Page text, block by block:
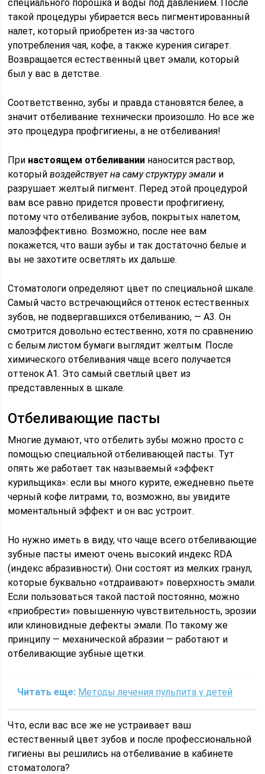
специального порошка и воды под давлением. После
такой процедуры убирается весь пигментированный
налет, который приобретен из-за частого
употребления чая, кофе, а также курения сигарет.
Возвращается естественный цвет эмали, который
был у вас в детстве.
Соответственно, зубы и правда становятся белее, а
значит отбеливание технически произошло. Но все же
это процедура профгигиены, а не отбеливания!
При настоящем отбеливании наносится раствор,
которыйвоздействует на саму структуру эмали и
разрушает желтый пигмент. Перед этой процедурой
вам все равно придется провести профгигиену,
потому что отбеливание зубов, покрытых налетом,
малоэффективно. Возможно, после нее вам
покажется, что ваши зубы и так достаточно белые и
вы не захотите осветлять их дальше.
Стоматологи определяют цвет по специальной шкале.
Самый часто встречающийся оттенок естественных
зубов, не подвергавшихся отбеливанию, — А3. Он
смотрится довольно естественно, хотя по сравнению
с белым листом бумаги выглядит желтым. После
химического отбеливания чаще всего получается
оттенок А1. Это самый светлый цвет из
представленных в шкале.
Отбеливающие пасты
Многие думают, что отбелить зубы можно просто с
помощью специальной отбеливающей пасты. Тут
опять же работает так называемый «эффект
курильщика»: если вы много курите, ежедневно пьете
черный кофе литрами, то, возможно, вы увидите
моментальный эффект и он вас устроит.
Но нужно иметь в виду, что чаще всего отбеливающие
зубные пасты имеют очень высокий индекс RDA
(индекс абразивности). Они состоят из мелких гранул,
которые буквально «отдраивают» поверхность эмали.
Если пользоваться такой пастой постоянно, можно
«приобрести» повышенную чувствительность, эрозии
или клиновидные дефекты эмали. По такому же
принципу — механической абразии — работают и
отбеливающие зубные щетки.
Читать еще: Методы лечения пульпита у детей
Что, если вас все же не устраивает ваш
естественный цвет зубов и после профессиональной
гигиены вы решились на отбеливание в кабинете
стоматолога?